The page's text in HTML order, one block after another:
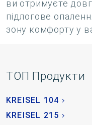
ви отримуєте
підлогове
зону комфорту у
TOП Продукти
KREISEL 104
KREISEL 215